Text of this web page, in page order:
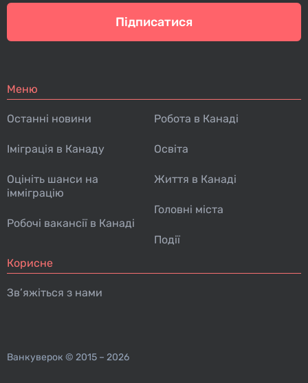
Підписатися
Меню
Останні новини
Іміграція в Канаду
Оцініть шанси на
імміграцію
Робочі вакансії в Канаді
Робота в Канаді
Освіта
Життя в Канаді
Головні міста
Події
Корисне
Зв’яжіться з нами
Ванкуверок © 2015 – 2026